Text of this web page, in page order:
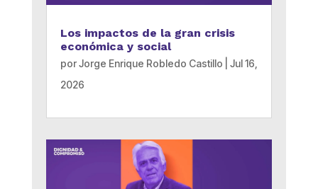
Los impactos de la gran crisis
económica y social
porJorge Enrique Robledo Castillo
Jul 16,
2026